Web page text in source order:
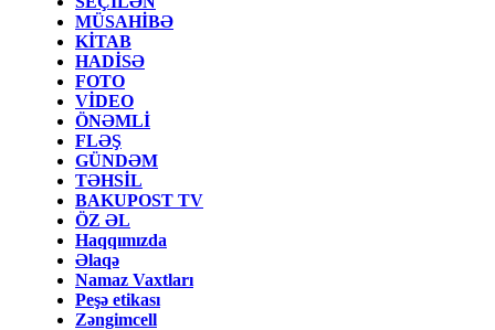
MÜSAHİBƏ
KİTAB
HADİSƏ
FOTO
VİDEO
ÖNƏMLİ
FLƏŞ
GÜNDƏM
TƏHSİL
BAKUPOST TV
ÖZ ƏL
Haqqımızda
Əlaqə
Namaz Vaxtları
Peşə etikası
Zəngimcell